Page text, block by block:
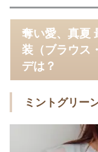
奪い愛、真夏
装（ブラウス
デは？
ミントグリー